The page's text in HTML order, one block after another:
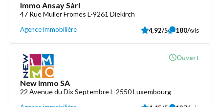
Immo Ansay Sàrl
47 Rue Muller Fromes L-9261 Diekirch
Agence immobilière 4,92/5 180Avis
New Immo SA
22 Avenue du Dix Septembre L-2550 Luxembourg
Ouvert